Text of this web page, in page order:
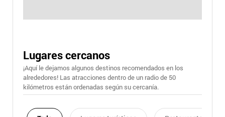
Lugares cercanos
¡Aquí le dejamos algunos destinos recomendados en los
alrededores! Las atracciones dentro de un radio de 50
kilómetros están ordenadas según su cercanía.